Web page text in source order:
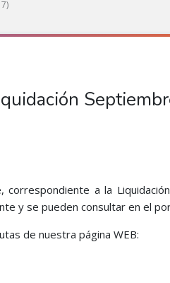
a la
y se pueden consultar en el
de nuestra página WEB: